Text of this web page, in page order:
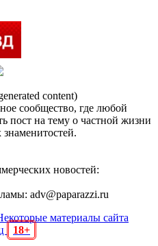
content)
сообщество, где любой
пост на тему о частной жизни
новостей:
adv@paparazzi.ru
материалы сайта
18+